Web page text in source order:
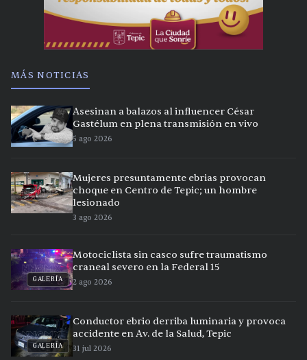
MÁS NOTICIAS
Asesinan a balazos al influencer César
Gastélum en plena transmisión en vivo
5 ago 2026
Mujeres presuntamente ebrias provocan
choque en Centro de Tepic; un hombre
lesionado
3 ago 2026
GALERÍA
Motociclista sin casco sufre traumatismo
craneal severo en la Federal 15
2 ago 2026
GALERÍA
Conductor ebrio derriba luminaria y provoca
accidente en Av. de la Salud, Tepic
31 jul 2026